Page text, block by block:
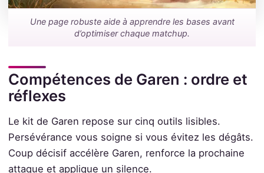
Une page robuste aide à apprendre les bases avant
d’optimiser chaque matchup.
Compétences de Garen : ordre et
réflexes
Le kit de Garen repose sur cinq outils lisibles.
Persévérance vous soigne si vous évitez les dégâts.
Coup décisif accélère Garen, renforce la prochaine
attaque et applique un silence.